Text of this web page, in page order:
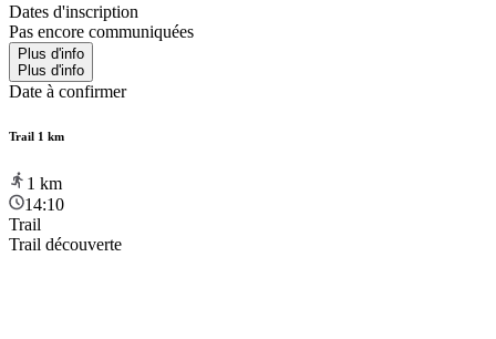
Dates d'inscription
Pas encore communiquées
Plus d'info
Plus d'info
Date à confirmer
Trail 1 km
1 km
14:10
Trail
Trail découverte